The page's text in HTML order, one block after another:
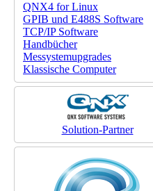
QNX4 for Linux
GPIB und E488S Software
TCP/IP Software
Handbücher
Messystemupgrades
Klassische Computer
Solution-Partner